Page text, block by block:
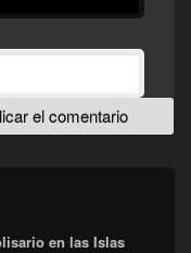
en las Islas